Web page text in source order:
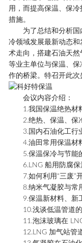
用，而提高保温、保
措施。
为了总结和分析国
冷领域发展最新动态
术走向，搭建石油天
等业主单位与保温、
作的桥梁。特召开此次
会议内容介绍：
1.我国保温绝热材料
2.绝热、保温、保冷
3.国内石油化工行业
4.油田常用保温材料
5.保温保冷与节能的
6.LNG 船用防腐保
7.如何利用“三废”开
8.纳米气凝胶与常用
9.保温新材料、新工
10.浅谈低温管道的
11.泡沫玻璃在 LNG
12.LNG 加气站管道